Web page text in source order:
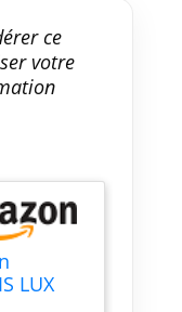
ce
votre
LUX